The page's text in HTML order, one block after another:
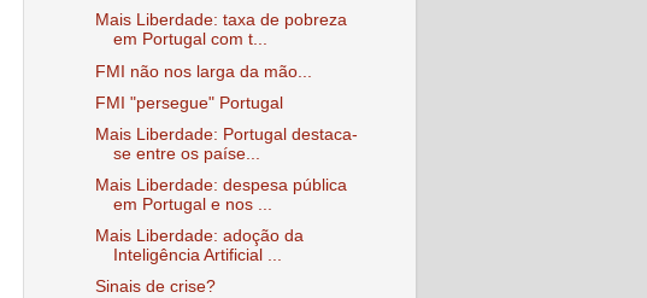
Mais Liberdade: taxa de pobreza
em Portugal com t...
FMI não nos larga da mão...
FMI "persegue" Portugal
Mais Liberdade: Portugal destaca-
se entre os paíse...
Mais Liberdade: despesa pública
em Portugal e nos ...
Mais Liberdade: adoção da
Inteligência Artificial ...
Sinais de crise?